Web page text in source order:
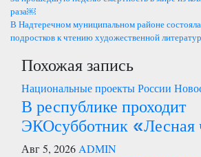
по
записям
раза￼
В Надтеречном муниципальном районе
подростков к чтению художественной
Похожая запись
Национальные проекты России
В республике проходит
ЭКОсубботник «Лесная
Авг 5, 2026 ADMIN